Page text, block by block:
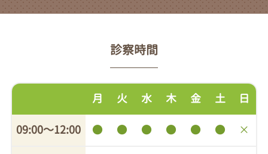
診察時間
月 火 水 木 金 土 日
09:00〜12:00 ● ● ● ● ● ● ×